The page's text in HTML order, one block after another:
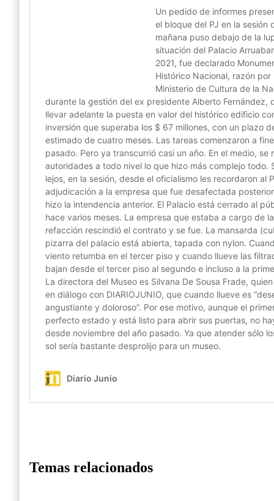
Temas relacionados